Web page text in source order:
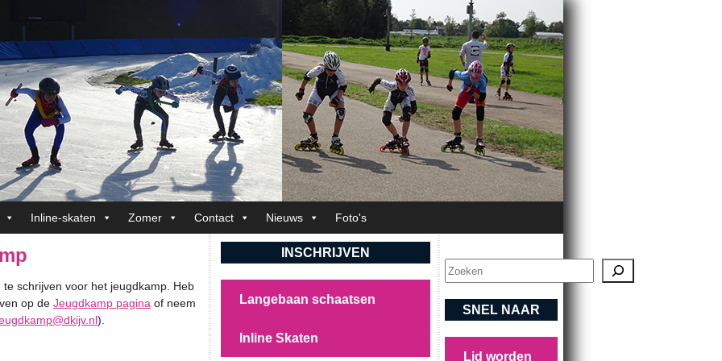
Inline-skaten Zomer Contact Nieuws Foto's
schrijven voor het jeugdkamp. Heb
op de Jeugdkamp pagina of neem
).
INSCHRIJVEN
Langebaan schaatsen
Inline Skaten
Zoeken
SNEL NAAR
Lid worden